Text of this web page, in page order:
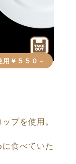
￥５５０－
プを使用。
食べていた